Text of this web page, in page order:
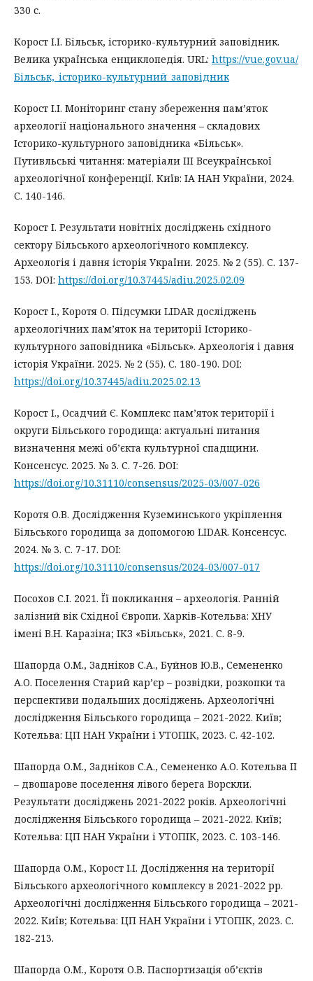
330 с.
Корост І.І. Більськ, історико-культурний заповідник.
Велика українська енциклопедія. URL: https://vue.gov.ua/
Більськ,_історико-культурний_заповідник
Корост І.І. Моніторинг стану збереження пам’яток
археології національного значення – складових
Історико-культурного заповідника «Більськ».
Путивльські читання: матеріали III Всеукраїнської
археологічної конференції. Київ: ІА НАН України, 2024.
С. 140-146.
Корост І. Результати новітніх досліджень східного
сектору Більського археологічного комплексу.
Археологія і давня історія України. 2025. № 2 (55). С. 137-
153. DOI: https://doi.org/10.37445/adiu.2025.02.09
Корост І., Коротя О. Підсумки LIDAR досліджень
археологічних пам’яток на території Історико-
культурного заповідника «Більськ». Археологія і давня
історія України. 2025. № 2 (55). С. 180-190. DOI:
https://doi.org/10.37445/adiu.2025.02.13
Корост І., Осадчий Є. Комплекс пам’яток території і
округи Більського городища: актуальні питання
визначення межі об’єкта культурної спадщини.
Консенсус. 2025. № 3. С. 7-26. DOI:
https://doi.org/10.31110/consensus/2025-03/007-026
Коротя О.В. Дослідження Куземинського укріплення
Більського городища за допомогою LIDAR. Консенсус.
2024. № 3. С. 7-17. DOI:
https://doi.org/10.31110/consensus/2024-03/007-017
Посохов С.І. 2021. Її покликання – археологія. Ранній
залізний вік Східної Європи. Харків-Котельва: ХНУ
імені В.Н. Каразіна; ІКЗ «Більськ», 2021. С. 8-9.
Шапорда О.М., Задніков С.А., Буйнов Ю.В., Семененко
А.О. Поселення Старий кар’єр – розвідки, розкопки та
перспективи подальших досліджень. Археологічні
дослідження Більського городища – 2021-2022. Київ;
Котельва: ЦП НАН України і УТОПІК, 2023. С. 42-102.
Шапорда О.М., Задніков С.А., Семененко А.О. Котельва ІІ
– двошарове поселення лівого берега Ворскли.
Результати досліджень 2021-2022 років. Археологічні
дослідження Більського городища – 2021-2022. Київ;
Котельва: ЦП НАН України і УТОПІК, 2023. С. 103-146.
Шапорда О.М., Корост І.І. Дослідження на території
Більського археологічного комплексу в 2021-2022 рр.
Археологічні дослідження Більського городища – 2021-
2022. Київ; Котельва: ЦП НАН України і УТОПІК, 2023. С.
182-213.
Шапорда О.М., Коротя О.В. Паспортизація об’єктів